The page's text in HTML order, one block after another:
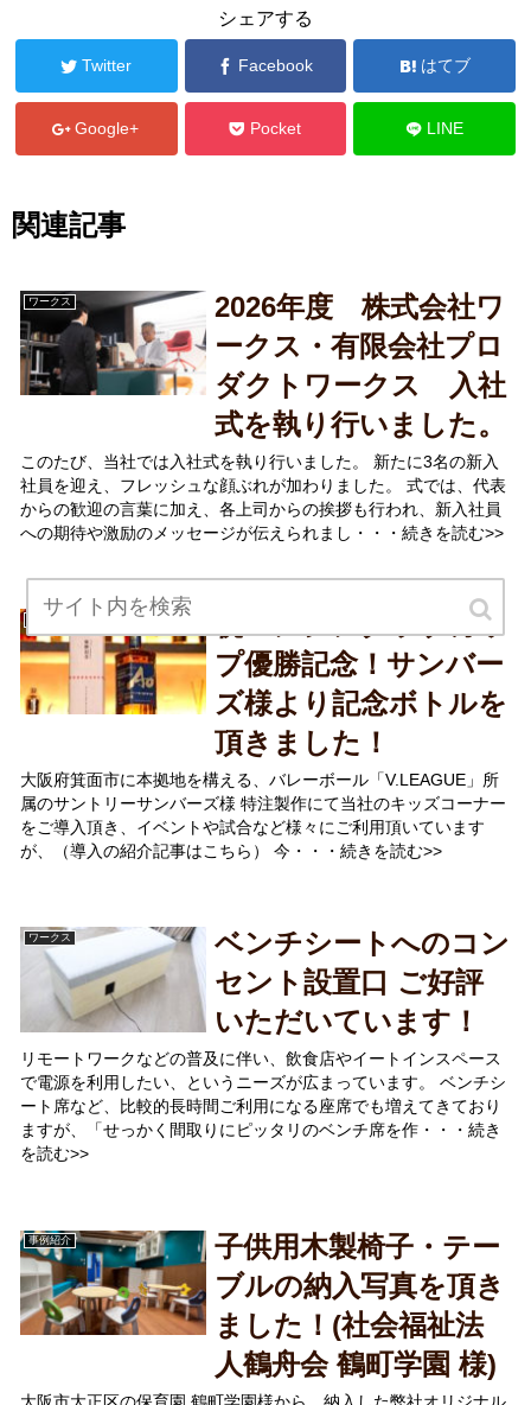
シェアする
Twitter Facebook はてブ
Google+ Pocket LINE
関連記事
ワークス
2026年度 株式会社ワ
ークス・有限会社プロ
ダクトワークス 入社
式を執り行いました。
このたび、当社では入社式を執り行いました。 新たに3名の新入
社員を迎え、フレッシュな顔ぶれが加わりました。 式では、代表
からの歓迎の言葉に加え、各上司からの挨拶も行われ、新入社員
への期待や激励のメッセージが伝えられまし・・・続きを読む>>
ワークス
祝！アジアクラブカッ
プ優勝記念！サンバー
ズ様より記念ボトルを
頂きました！
大阪府箕面市に本拠地を構える、バレーボール「V.LEAGUE」所
属のサントリーサンバーズ様 特注製作にて当社のキッズコーナー
をご導入頂き、イベントや試合など様々にご利用頂いています
が、（導入の紹介記事はこちら） 今・・・続きを読む>>
ワークス
ベンチシートへのコン
セント設置口 ご好評
いただいています！
リモートワークなどの普及に伴い、飲食店やイートインスペース
で電源を利用したい、というニーズが広まっています。 ベンチシ
ート席など、比較的長時間ご利用になる座席でも増えてきており
ますが、「せっかく間取りにピッタリのベンチ席を作・・・続き
を読む>>
事例紹介
子供用木製椅子・テー
ブルの納入写真を頂き
ました！(社会福祉法
人鶴舟会 鶴町学園 様)
大阪市大正区の保育園 鶴町学園様から、納入した弊社オリジナル